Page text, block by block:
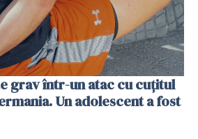
grav într-un atac cu cuțitul
Un adolescent a fost